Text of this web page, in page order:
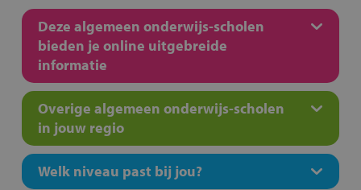
Deze algemeen onderwijs-scholen
bieden je online uitgebreide
informatie
Overige algemeen onderwijs-scholen
in jouw regio
Welk niveau past bij jou?